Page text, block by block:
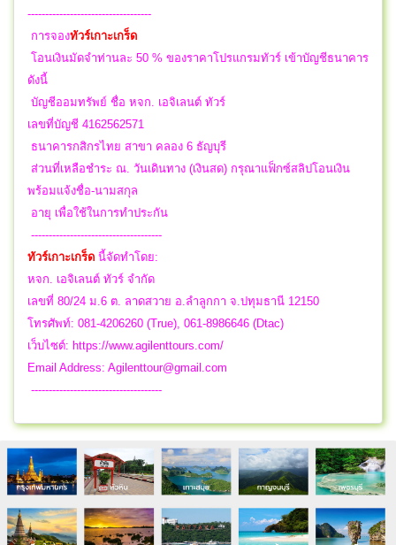
-----------------------------------
การจองทัวร์เกาะเกร็ด
โอนเงินมัดจำท่านละ 50 % ของราคาโปรแกรมทัวร์ เข้าบัญชีธนาคาร
ดังนี้
บัญชีออมทรัพย์ ชื่อ หจก. เอจิเลนต์ ทัวร์
เลขที่บัญชี 4162562571
ธนาคารกสิกรไทย สาขา คลอง 6 ธัญบุรี
ส่วนที่เหลือชำระ ณ. วันเดินทาง (เงินสด) กรุณาแฟ็กซ์สลิปโอนเงิน
พร้อมแจ้งชื่อ-นามสกุล
อายุ เพื่อใช้ในการทำประกัน
-------------------------------------
ทัวร์เกาะเกร็ด นี้จัดทำโดย:
หจก. เอจิเลนต์ ทัวร์ จำกัด
เลขที่ 80/24 ม.6 ต. ลาดสวาย อ.ลำลูกกา จ.ปทุมธานี 12150
โทรศัพท์: 081-4206260 (True), 061-8986646 (Dtac)
เว็บไซต์: https://www.agilenttours.com/
Email Address: Agilenttour@gmail.com
-------------------------------------